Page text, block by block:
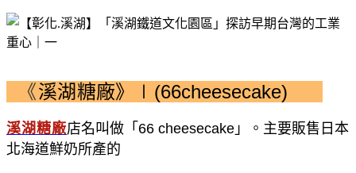
《溪湖糖廠》∣(66cheesecake)
溪湖糖廠店名叫做「 66 cheesecake 」。主要販售日本
北海道鮮奶所產的